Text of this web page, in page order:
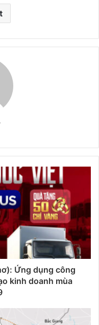
Ứng dụng công
kinh doanh mùa